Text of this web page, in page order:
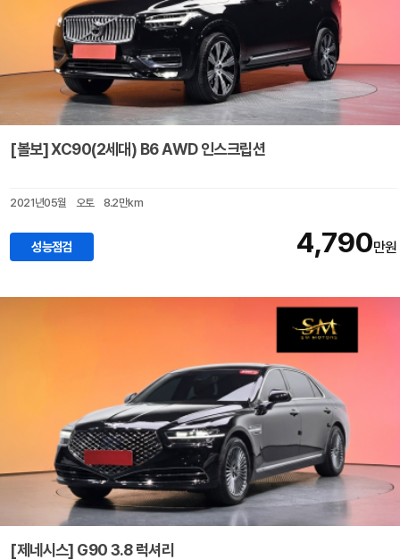
[볼보] XC90(2세대) B6 AWD 인스크립션
2021년05월 오토 8.2만km
성능점검 4,790만원
[제네시스] G90 3.8 럭셔리